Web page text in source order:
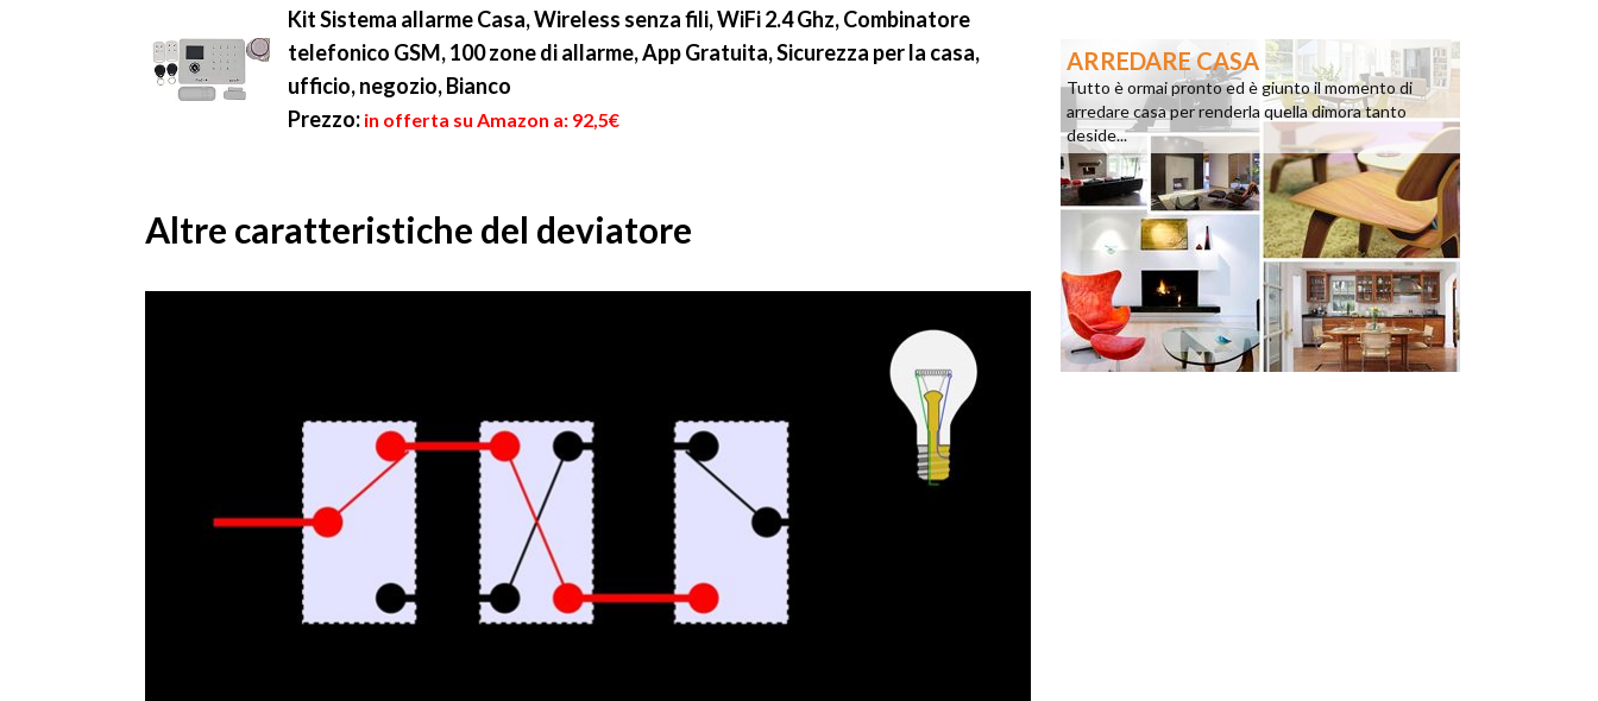
contratto, anche s...
qualche nozione
loro....
Kit Sistema allarme Casa, Wireless senza fili, WiFi 2.4 Ghz, Combinatore
telefonico GSM, 100 zone di allarme, App Gratuita, Sicurezza per la casa,
ufficio, negozio, Bianco
Prezzo: in offerta su Amazon a: 92,5€
Altre caratteristiche del deviatore
ARREDARE CASA
Tutto è ormai pronto ed è giunto il momento di
arredare casa per renderla quella dimora tanto
deside...